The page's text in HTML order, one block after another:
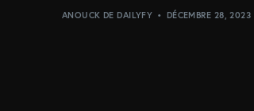
ANOUCK DE DAILYFY DÉCEMBRE 28, 2023